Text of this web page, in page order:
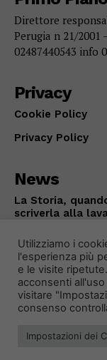
Direttore
Perugia n 21/2001
02487440543 info
Privacy
Cookie Policy
Privacy Policy
News
La Storia,
scriverla alla
Utilizziamo i
l'esperienza più
e le visite
acconsenti
visitare
consenso
Impostazioni dei